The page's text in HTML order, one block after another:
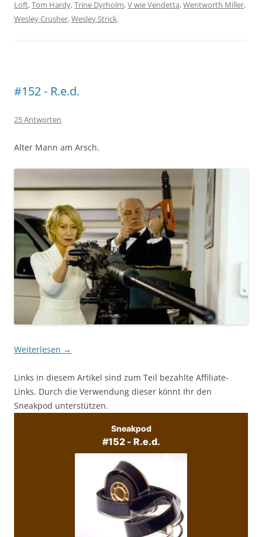
Loft,Tom Hardy,Trine Dyrholm,V wie Vendetta,Wentworth Miller,
Wesley Crusher,Wesley Strick.
#152 - R.e.d.
25 Antworten
Alter Mann am Arsch.
Weiterlesen →
Links in diesem Artikel sind zum Teil bezahlte Affiliate-
Links. Durch die Verwendung dieser könnt Ihr den
Sneakpod unterstützen.